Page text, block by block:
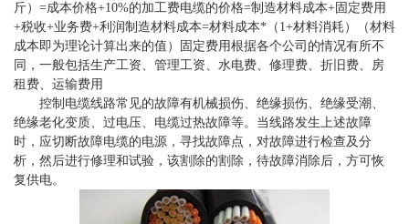
斤）=成本价格+10%的加工费电缆的价格=制造材料成本+固定费用
+税收+业务费+利润制造材料成本=材料成本*（1+材料消耗）（材料
成本即为理论计算出来的值）固定费用根据各个公司的情况有所不
同，一般包括生产工资、管理工资、水电费、修理费、折旧费、房
租费、运输费用
控制电缆线路常见的故障有机械损伤、绝缘损伤、绝缘受潮、
绝缘老化变质、过电压、电缆过热故障等。当线路发生上述故障
时，应切断故障电缆的电源，寻找故障点，对故障进行检查及分
析，然后进行修理和试验，该割除的割除，待故障消除后，方可恢
复供电。